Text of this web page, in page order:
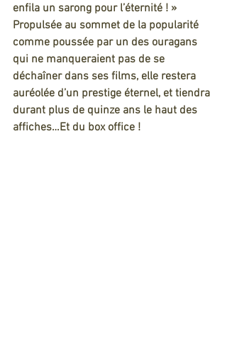
enfila un sarong pour l’éternité ! »
Propulsée au sommet de la popularité
comme poussée par un des ouragans
qui ne manqueraient pas de se
déchaîner dans ses films, elle restera
auréolée d’un prestige éternel, et tiendra
durant plus de quinze ans le haut des
affiches…Et du box office !